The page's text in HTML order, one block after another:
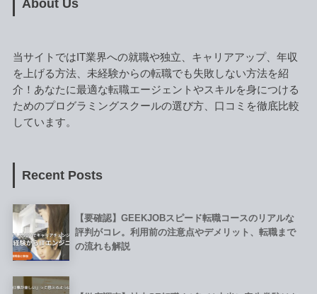
About Us
当サイトではIT業界への就職や独立、キャリアアップ、年収
を上げる方法、未経験からの転職でも失敗しない方法を紹
介！あなたに最適な転職エージェントやスキルを身につける
ためのプログラミングスクールの選び方、口コミを徹底比較
しています。
Recent Posts
【要確認】GEEKJOBスピード転職コースのリアルな
評判がコレ。利用前の注意点やデメリット、転職まで
の流れも解説